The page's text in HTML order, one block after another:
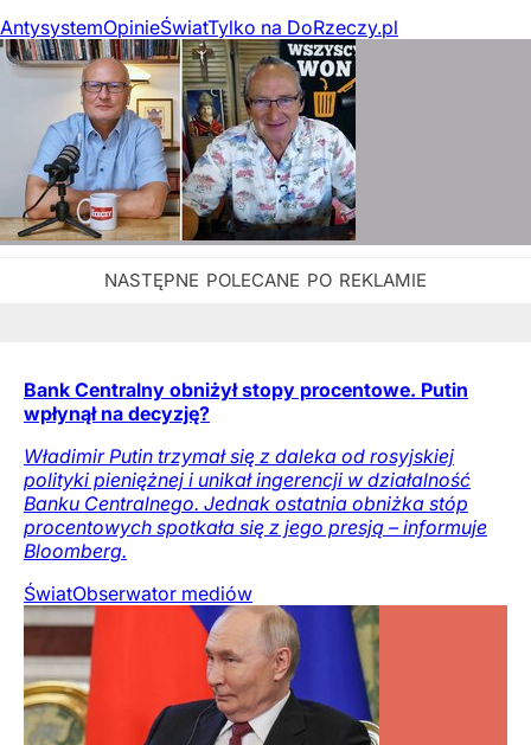
AntysystemOpinieŚwiatTylko na DoRzeczy.pl
Bank Centralny obniżył stopy procentowe. Putin
wpłynął na decyzję?
Władimir Putin trzymał się z daleka od rosyjskiej
polityki pieniężnej i unikał ingerencji w działalność
Banku Centralnego. Jednak ostatnia obniżka stóp
procentowych spotkała się z jego presją – informuje
Bloomberg.
ŚwiatObserwator mediów